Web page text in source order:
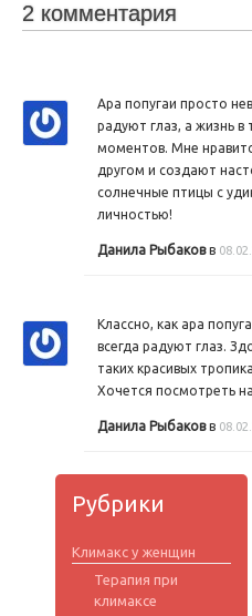
2 комментария
Ара попугаи просто
радуют глаз, а жизнь в
моментов. Мне
другом и создают
солнечные птицы с
личностью!
Данила Рыбаковв
Классно, как ара
всегда радуют глаз.
таких красивых
Хочется посмотреть
Данила Рыбаковв
Рубрики
Климакс у женщин
Терапия при
климаксе